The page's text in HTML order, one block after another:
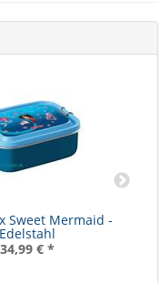
Sweet Mermaid -
Edelstahl
34,99 € *